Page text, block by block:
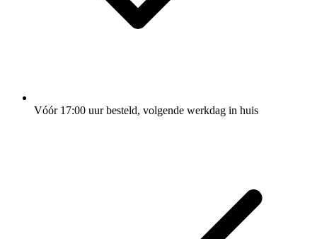
Vóór 17:00 uur besteld, volgende werkdag in huis